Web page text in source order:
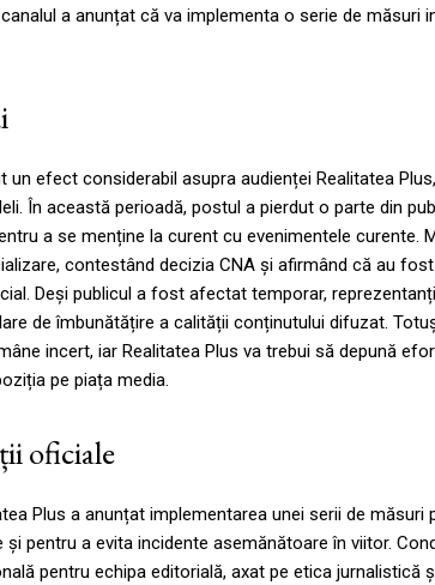
a anunțat că va implementa o serie de măsuri
un efect considerabil asupra audienței Realitatea
În această perioadă, postul a pierdut o parte din
a se menține la curent cu evenimentele curente.
contestând decizia CNA și afirmând că au
Deși publicul a fost afectat temporar,
de îmbunătățire a calității conținutului difuzat.
incert, iar Realitatea Plus va trebui să depună
pe piața media.
oficiale
Plus a anunțat implementarea unei serii de măsuri
pentru a evita incidente asemănătoare în viitor.
pentru echipa editorială, axat pe etica jurnalistică